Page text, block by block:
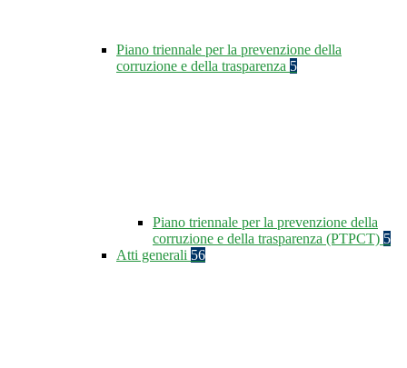
Piano triennale per la prevenzione della
corruzione e della trasparenza 5
Piano triennale per la prevenzione della
corruzione e della trasparenza (PTPCT) 5
Atti generali 56